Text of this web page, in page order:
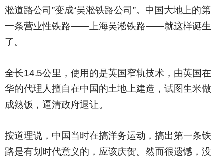
淞道路公司”变成“吴淞铁路公司”。中国大地上的第
一条营业性铁路——上海吴淞铁路——就这样诞生
了。
全长14.5公里，使用的是英国窄轨技术，由英国在
华的代理人擅自在中国的土地上建造，试图生米做
成熟饭，逼清政府退让。
按道理说，中国当时在搞洋务运动，搞出第一条铁
路是有划时代意义的，应该庆贺。然而很遗憾，没